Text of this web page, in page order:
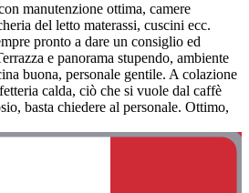
manutenzione ottima, camere
del letto materassi, cuscini ecc.
pronto a dare un consiglio ed
e panorama stupendo, ambiente
buona, personale gentile. A colazione
calda, ciò che si vuole dal caffè
basta chiedere al personale. Ottimo,